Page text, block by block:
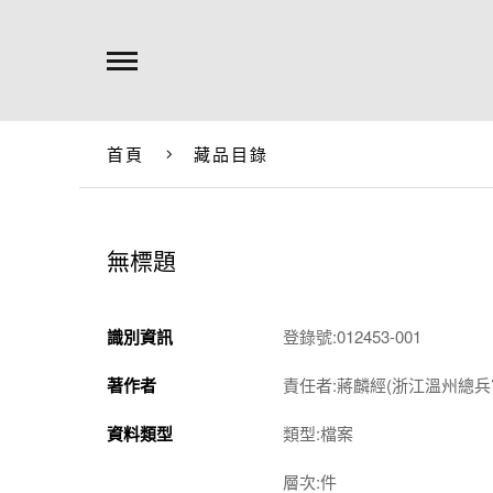
首頁 藏品目錄
無標題
識別資訊 登錄號:012453-001
著作者 責任者:蔣麟經(浙江溫州總
資料類型 類型:檔案
層次:件